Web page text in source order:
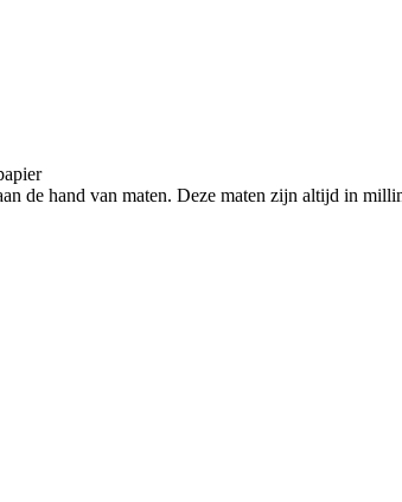
de hand van maten. Deze maten zijn altijd in